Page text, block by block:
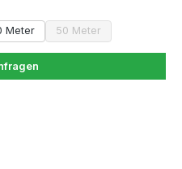
ist zurzeit nicht verfügbar.)
Meter 50 Meter
(Diese Option ist